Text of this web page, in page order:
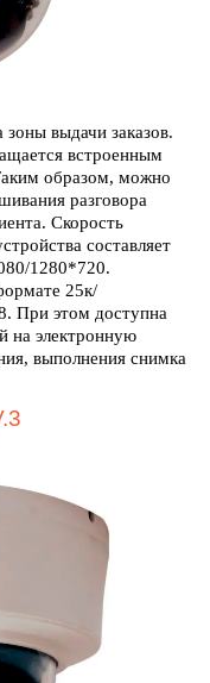
выдачи заказов.
встроенным
образом, можно
разговора
Скорость
составляет
1280*720.
25к/
При этом доступна
на электронную
выполнения снимка